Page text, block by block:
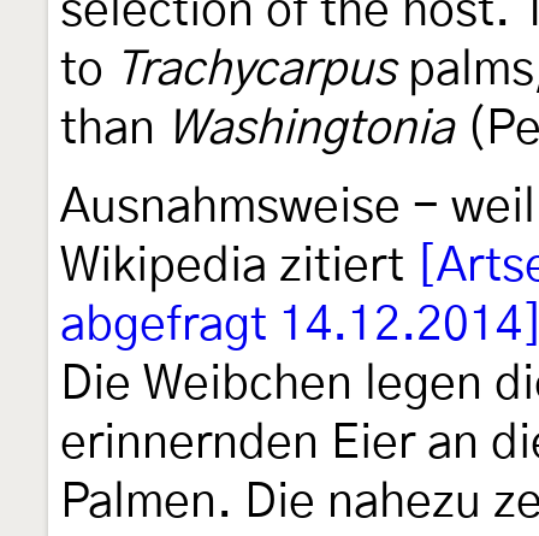
selection of the host.
to Trachycarpus
than Washingtonia
Ausnahmsweise -
Wikipedia zitiert
abgefragt
Die Weibchen legen
erinnernden Eier an
Palmen. Die nahezu